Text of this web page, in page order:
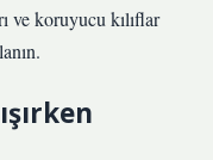
ve koruyucu kılıflar